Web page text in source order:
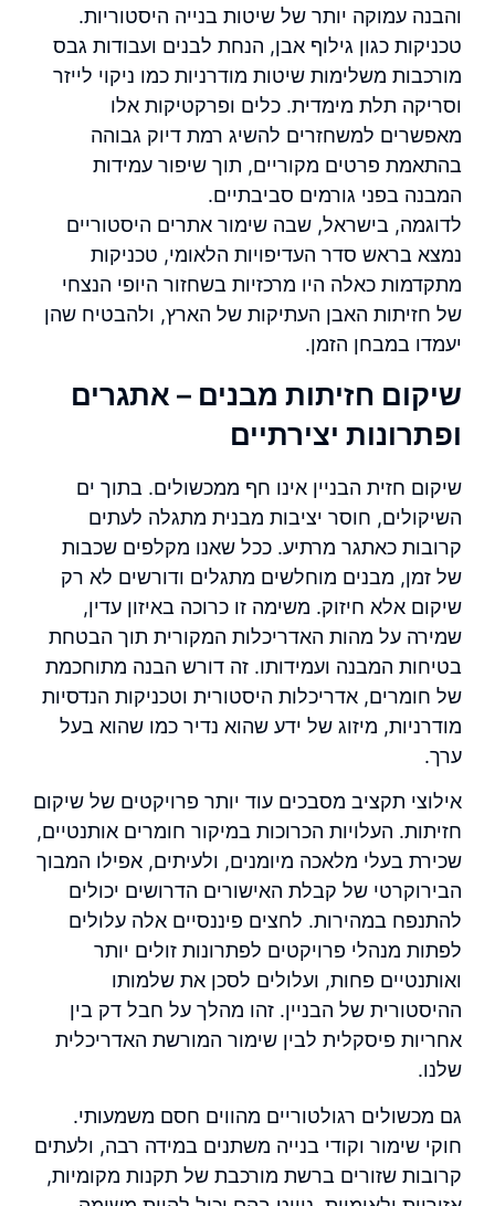
והבנה עמוקה יותר של שיטות בנייה היסטוריות.
טכניקות כגון גילוף אבן, הנחת לבנים ועבודות גבס
מורכבות משלימות שיטות מודרניות כמו ניקוי לייזר
וסריקה תלת מימדית. כלים ופרקטיקות אלו
מאפשרים למשחזרים להשיג רמת דיוק גבוהה
בהתאמת פרטים מקוריים, תוך שיפור עמידות
המבנה בפני גורמים סביבתיים.
לדוגמה, בישראל, שבה שימור אתרים היסטוריים
נמצא בראש סדר העדיפויות הלאומי, טכניקות
מתקדמות כאלה היו מרכזיות בשחזור היופי הנצחי
של חזיתות האבן העתיקות של הארץ, ולהבטיח שהן
יעמדו במבחן הזמן.
שיקום חזיתות מבנים – אתגרים
ופתרונות יצירתיים
שיקום חזית הבניין אינו חף ממכשולים. בתוך ים
השיקולים, חוסר יציבות מבנית מתגלה לעתים
קרובות כאתגר מרתיע. ככל שאנו מקלפים שכבות
של זמן, מבנים מוחלשים מתגלים ודורשים לא רק
שיקום אלא חיזוק. משימה זו כרוכה באיזון עדין,
שמירה על מהות האדריכלות המקורית תוך הבטחת
בטיחות המבנה ועמידותו. זה דורש הבנה מתוחכמת
של חומרים, אדריכלות היסטורית וטכניקות הנדסיות
מודרניות, מיזוג של ידע שהוא נדיר כמו שהוא בעל
ערך.
אילוצי תקציב מסבכים עוד יותר פרויקטים של שיקום
חזיתות. העלויות הכרוכות במיקור חומרים אותנטיים,
שכירת בעלי מלאכה מיומנים, ולעיתים, אפילו המבוך
הבירוקרטי של קבלת האישורים הדרושים יכולים
להתנפח במהירות. לחצים פיננסיים אלה עלולים
לפתות מנהלי פרויקטים לפתרונות זולים יותר
ואותנטיים פחות, ועלולים לסכן את שלמותו
ההיסטורית של הבניין. זהו מהלך על חבל דק בין
אחריות פיסקלית לבין שימור המורשת האדריכלית
שלנו.
גם מכשולים רגולטוריים מהווים חסם משמעותי.
חוקי שימור וקודי בנייה משתנים במידה רבה, ולעתים
קרובות שזורים ברשת מורכבת של תקנות מקומיות,